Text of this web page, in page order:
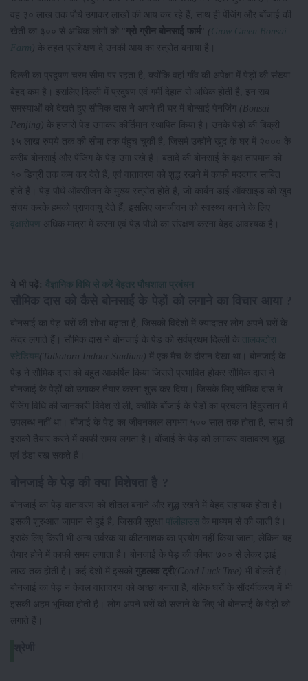
वह ३० लाख तक पौधे उगाकर लाखों की आय कर रहे हैं, साथ ही पेंजिंग और बोंजाई की
खेती का ३०० से अधिक लोगों को " ग्रो ग्रीन बोनसाई फार्म" ( Grow Green Bonsai
Farm ) के तहत प्रशिक्षण दे उनकी आय का स्त्रोत बनाया है।
दिल्ली का प्रदुषण चरम सीमा पर रहता है, क्योंकि वहां गाँव की अपेक्षा में पेड़ों की संख्या
बेहद कम है। इसलिए दिल्ली में प्रदुषण एवं गर्मी देहात से अधिक होती है, इन सब
समस्याओं को देखते हुए सौमिक दास ने अपने ही घर में बोन्साई पेनजिंग (Bonsai
Penjing) के हजारों पेड़ उगाकर कीर्तिमान स्थापित किया है। उनके पेड़ों की बिक्री
३५ लाख रुपये तक की सीमा तक पंहुच चुकी है, जिसमे उन्होंने खुद के घर में २००० के
करीब बोनसाई और पेंजिंग के पेड़ उगा रखे हैं। बतादें की बोनसाई के वृक्ष तापमान को
१० डिग्री तक कम कर देते हैं, एवं वातावरण को शुद्ध रखने में काफी मददगार साबित
होते हैं। पेड़ पौधे ऑक्सीजन के मुख्य स्त्रोत होते हैं, जो कार्बन डाई ऑक्साइड को खुद
संचय करके हमको प्राणवायु देते हैं, इसलिए जनजीवन को स्वस्थ्य बनाने के लिए
वृक्षारोपण
अधिक मात्रा में करना एवं पेड़ पौधों का संरक्षण करना बेहद आवश्यक है।
ये भी पढ़ें: वैज्ञानिक विधि से करें बेहतर पौधशाला प्रबंधन
बोनसाई का पेड़ घरों की शोभा बढ़ाता है, जिसको विदेशों में ज्यादातर लोग अपने घरों के
अंदर लगाते हैं। सौमिक दास ने बोनजाई के पेड़ को सर्वप्रथम दिल्ली के
तालकटोरा
स्टेडियम (Talkatora Indoor Stadium) में एक मैच के दौरान देखा था। बोनजाई के
पेड़ ने सौमिक दास को बहुत आकर्षित किया जिससे प्रभावित होकर सौमिक दास ने
बोनजाई के पेड़ों को उगाकर तैयार करना शुरू कर दिया। जिसके लिए सौमिक दास ने
पेंजिंग विधि की जानकारी विदेश से ली, क्योंकि बोंजाई के पेड़ों का प्रचलन हिंदुस्तान में
उपलब्ध नहीं था। बोंजाई के पेड़ का जीवनकाल लगभग ५०० साल तक होता है, साथ ही
इसको तैयार करने में काफी समय लगता है। बोंजाई के पेड़ को लगाकर वातावरण शुद्ध
एवं ठंडा रख सकते हैं।
बोनजाई का पेड़ वातावरण को शीतल बनाने और शुद्ध रखने में बेहद सहायक होता है।
इसकी शुरुआत जापान से हुई है, जिसकी सुरक्षा
पॉलीहाउस के माध्यम से की जाती है।
इसके लिए किसी भी अन्य उर्वरक या कीटनाशक का प्रयोग नहीं किया जाता, लेकिन यह
तैयार होने में काफी समय लगाता है। बोनजाई के पेड़ की कीमत ७०० से लेकर ढ़ाई
लाख तक होती है। कई देशों में इसको गुडलक ट्री(Good Luck Tree) भी बोलते हैं।
बोनजाई का पेड़ न केवल वातावरण को अच्छा बनाता है, बल्कि घरों के सौंदर्यीकरण में भी
इसकी अहम भूमिका होती है। लोग अपने घरों को सजाने के लिए भी बोनसाई के पेड़ों को
लगाते हैं।